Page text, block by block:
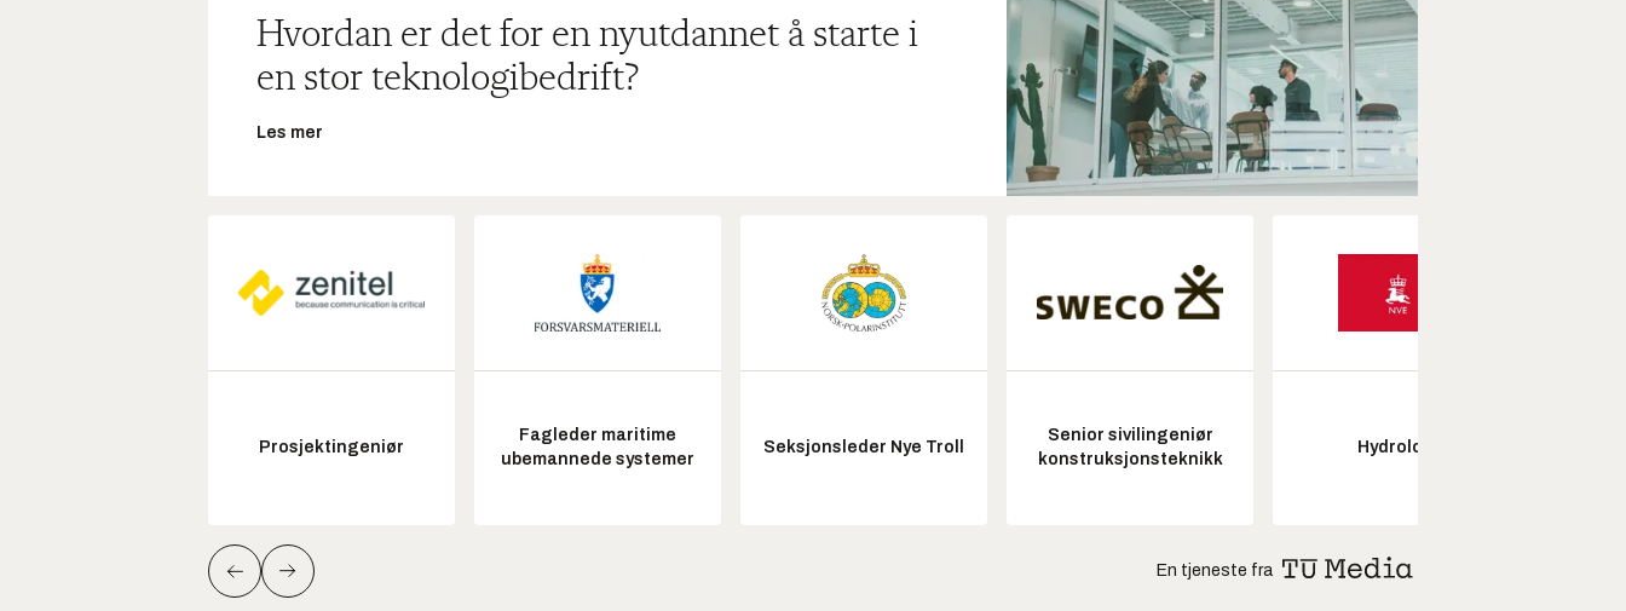
Hvordan er det for en nyutdannet å starte i
en stor teknologibedrift?
Les mer
Prosjektingeniør
Fagleder maritime
ubemannede systemer
Seksjonsleder Nye Troll
Senior sivilingeniør
konstruksjonsteknikk
Hydrolog
En tjeneste fra